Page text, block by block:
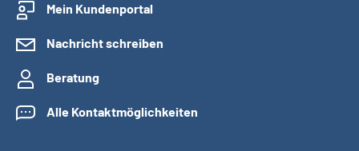
Mein Kundenportal
Nachricht schreiben
Beratung
Alle Kontaktmöglichkeiten